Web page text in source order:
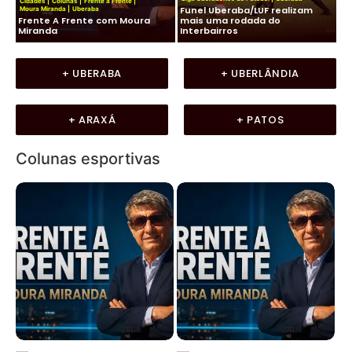
Moura Miranda
Uberaba
Frente A Frente com Moura
Miranda
Funel Uberaba/LUF realizam
mais uma rodada do
Interbairros
+ UBERABA + UBERLÂNDIA
+ ARAXÁ + PATOS
Colunas esportivas